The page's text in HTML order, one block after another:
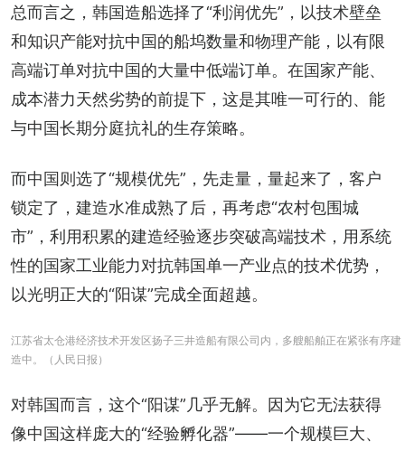
总而言之，韩国造船选择了“利润优先”，以技术壁垒
和知识产能对抗中国的船坞数量和物理产能，以有限
高端订单对抗中国的大量中低端订单。在国家产能、
成本潜力天然劣势的前提下，这是其唯一可行的、能
与中国长期分庭抗礼的生存策略。
而中国则选了“规模优先”，先走量，量起来了，客户
锁定了，建造水准成熟了后，再考虑“农村包围城
市”，利用积累的建造经验逐步突破高端技术，用系统
性的国家工业能力对抗韩国单一产业点的技术优势，
以光明正大的“阳谋”完成全面超越。
江苏省太仓港经济技术开发区扬子三井造船有限公司内，多艘船舶正在紧张有序建
造中。（人民日报）
对韩国而言，这个“阳谋”几乎无解。因为它无法获得
像中国这样庞大的“经验孵化器”——一个规模巨大、